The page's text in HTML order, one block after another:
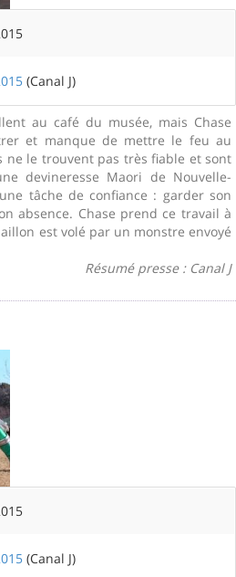
(Canal J)
au café du musée, mais Chase
et manque de mettre le feu au
ne le trouvent pas très fiable et sont
devineresse Maori de Nouvelle-
tâche de confiance : garder son
absence. Chase prend ce travail à
est volé par un monstre envoyé
Résumé presse : Canal J
(Canal J)